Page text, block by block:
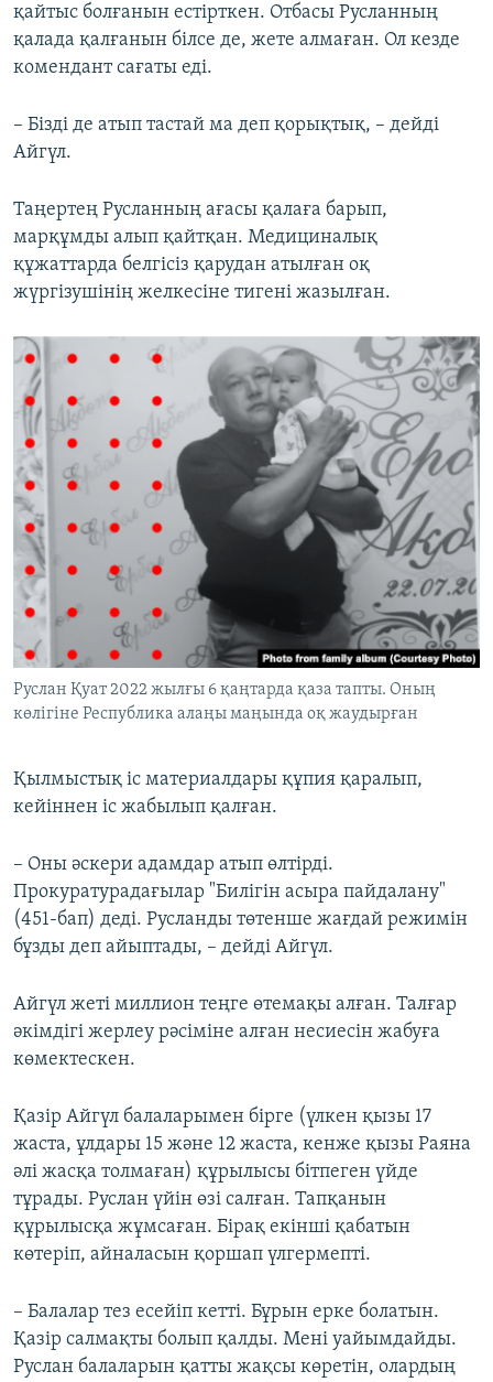
қайтыс болғанын естірткен. Отбасы Русланның
қалада қалғанын білсе де, жете алмаған. Ол кезде
комендант сағаты еді.
– Бізді де атып тастай ма деп қорықтық, – дейді
Айгүл.
Таңертең Русланның ағасы қалаға барып,
марқұмды алып қайтқан. Медициналық
құжаттарда белгісіз қарудан атылған оқ
жүргізушінің желкесіне тигені жазылған.
Руслан Қуат 2022 жылғы 6 қаңтарда қаза тапты. Оның
көлігіне Республика алаңы маңында оқ жаудырған
Қылмыстық іс материалдары құпия қаралып,
кейіннен іс жабылып қалған.
– Оны әскери адамдар атып өлтірді.
Прокуратурадағылар "Билігін асыра пайдалану"
(451-бап) деді. Русланды төтенше жағдай режимін
бұзды деп айыптады, – дейді Айгүл.
Айгүл жеті миллион теңге өтемақы алған. Талғар
әкімдігі жерлеу рәсіміне алған несиесін жабуға
көмектескен.
Қазір Айгүл балаларымен бірге (үлкен қызы 17
жаста, ұлдары 15 және 12 жаста, кенже қызы Раяна
әлі жасқа толмаған) құрылысы бітпеген үйде
тұрады. Руслан үйін өзі салған. Тапқанын
құрылысқа жұмсаған. Бірақ екінші қабатын
көтеріп, айналасын қоршап үлгермепті.
– Балалар тез есейіп кетті. Бұрын ерке болатын.
Қазір салмақты болып қалды. Мені уайымдайды.
Руслан балаларын қатты жақсы көретін, олардың